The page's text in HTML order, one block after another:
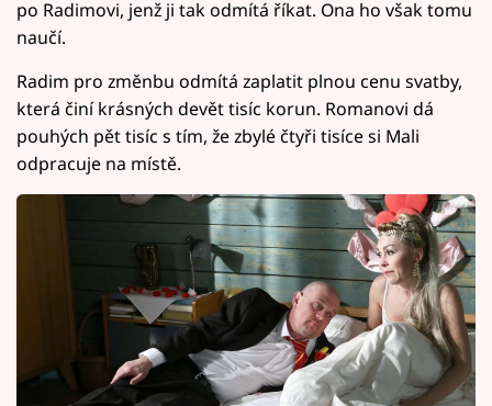
po Radimovi, jenž ji tak odmítá říkat. Ona ho však tomu
naučí.
Radim pro změnbu odmítá zaplatit plnou cenu svatby,
která činí krásných devět tisíc korun. Romanovi dá
pouhých pět tisíc s tím, že zbylé čtyři tisíce si Mali
odpracuje na místě.